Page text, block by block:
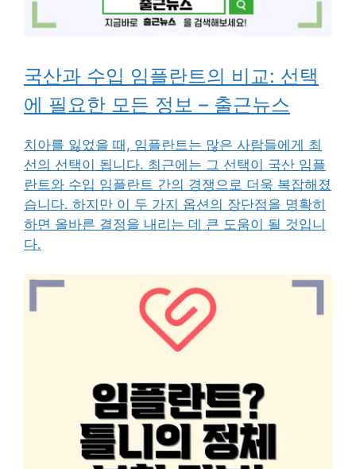
국산과 수입 임플란트의 비교: 선택
에 필요한 모든 정보 – 출근뉴스
치아를 잃었을 때, 임플란트는 많은 사람들에게 최
선의 선택이 됩니다. 최근에는 그 선택이 국산 임플
란트와 수입 임플란트 간의 경쟁으로 더욱 복잡해졌
습니다. 하지만 이 두 가지 옵션의 장단점을 명확히
하면 올바른 결정을 내리는 데 큰 도움이 될 것입니
다.